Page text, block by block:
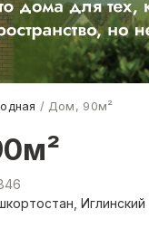
Дом, 90м²